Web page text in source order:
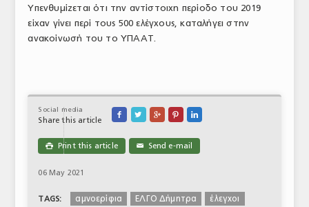
Υπενθυμίζεται ότι την αντίστοιχη περίοδο του 2019
είχαν γίνει περί τους 500 ελέγχους, καταλήγει στην
ανακοίνωσή του το ΥΠΑΑΤ.
Social media
Share this article
    
 Print this article ✉ Send e-mail
06 May 2021
TAGS: αμνοερίφια ΕΛΓΟ Δήμητρα
έλεγχοι